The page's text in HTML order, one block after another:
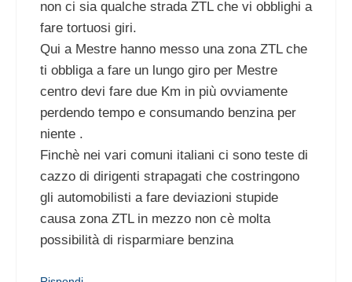
non ci sia qualche strada ZTL che vi obblighi a
fare tortuosi giri.
Qui a Mestre hanno messo una zona ZTL che
ti obbliga a fare un lungo giro per Mestre
centro devi fare due Km in più ovviamente
perdendo tempo e consumando benzina per
niente .
Finchè nei vari comuni italiani ci sono teste di
cazzo di dirigenti strapagati che costringono
gli automobilisti a fare deviazioni stupide
causa zona ZTL in mezzo non cè molta
possibilità di risparmiare benzina